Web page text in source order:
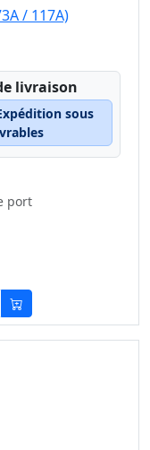
/ 117A)
livraison
sous
port